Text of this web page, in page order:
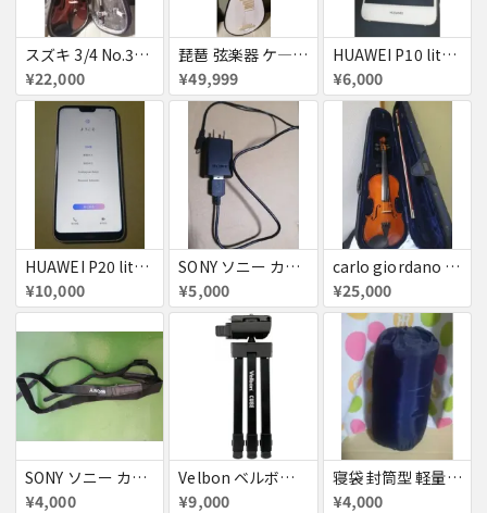
スズキ 3/4 No.330 バイオリン ヴァイオリン
¥22,000
琵琶 弦楽器 ケ―ス付き お得セット
¥49,999
HUAWEI P10 lite SIMフリー ジャンク
¥6,000
HUAWEI P20 lite SIMフリー ピンク 美品
¥10,000
SONY ソニー カメラ 充電器
¥5,000
carlo giordano VS-0 4/4 バイオリン お得セット
¥25,000
SONY ソニー カメラ ストラップ ネックストラップ ショルダーストラップ
¥4,000
Velbon ベルボン 小型トラベル三脚 キューブ 黒い
¥9,000
寝袋 封筒型 軽量 保温 防水シュラフ コンパクト
¥4,000